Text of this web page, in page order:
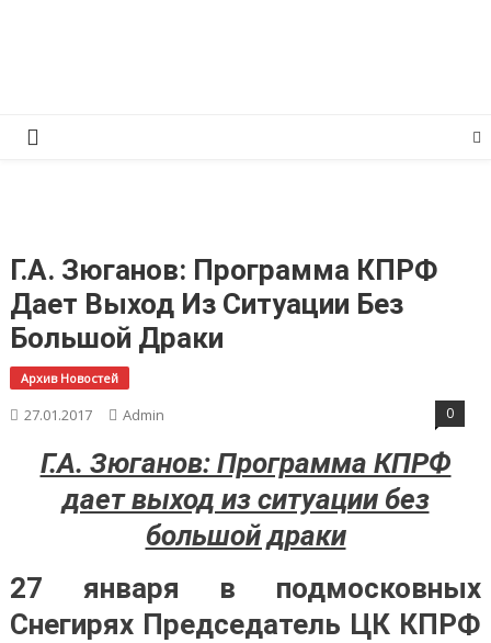
Г.А. Зюганов: Программа КПРФ
Дает Выход Из Ситуации Без
Большой Драки
Архив Новостей
27.01.2017 Admin 0
Г.А. Зюганов: Программа КПРФ
дает выход из ситуации без
большой драки
27 января в подмосковных
Снегирях Председатель ЦК КПРФ